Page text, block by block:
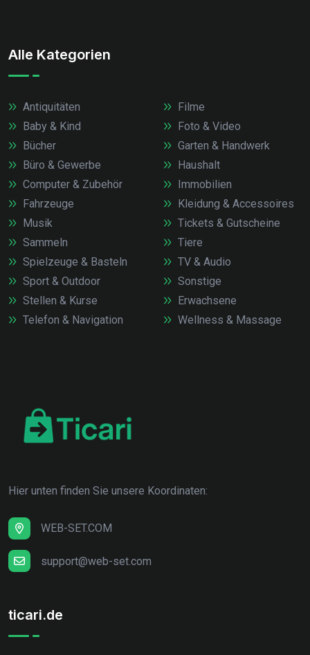
Alle Kategorien
Antiquitäten
Baby & Kind
Bücher
Büro & Gewerbe
Computer & Zubehör
Fahrzeuge
Filme
Foto & Video
Garten & Handwerk
Haushalt
Immobilien
Kleidung & Accessoires
Musik
Sammeln
Spielzeuge & Basteln
Sport & Outdoor
Stellen & Kurse
Telefon & Navigation
Tickets & Gutscheine
Tiere
TV & Audio
Sonstige
Erwachsene
Wellness & Massage
Hier unten finden Sie unsere Koordinaten:
WEB-SET.COM
support@web-set.com
ticari.de